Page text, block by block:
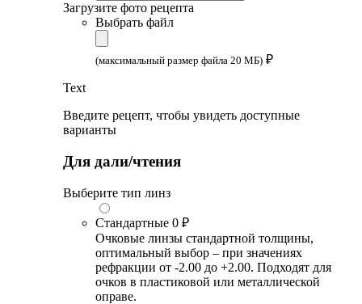
Загрузите фото рецепта
Выбрать файл
(максимальный размер файла 20 МБ) ₽
Text
Введите рецепт, чтобы увидеть доступные
варианты
Для дали/чтения
Выберите тип линз
Стандартные 0 ₽
Очковые линзы стандартной толщины,
оптимальный выбор – при значениях
рефракции от -2.00 до +2.00. Подходят для
очков в пластиковой или металлической
оправе.